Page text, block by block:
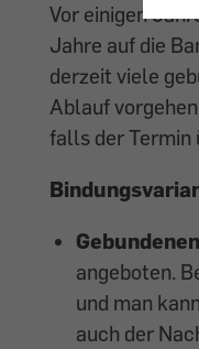
Vor einigen
Jahre auf die
derzeit viele
Ablauf
falls der Termin
angeboten.
und man
auch der